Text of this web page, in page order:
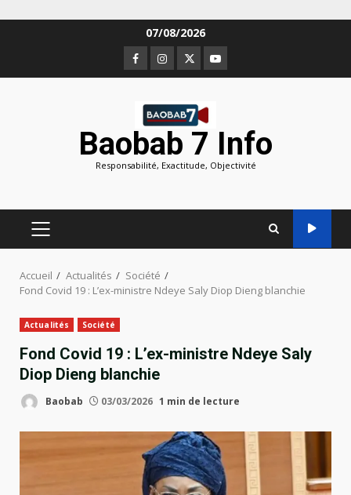
07/08/2026
Facebook
Instagram
TwitterYoutube
Baobab 7 Info
Responsabilité, Exactitude, Objectivité
MENU
PRINCIPAL
Accueil Actualités
Société
Fond Covid 19 : L’ex-ministre Ndeye Saly Diop Dieng blanchie
Actualités Société
Fond Covid 19 : L’ex-ministre Ndeye Saly
Diop Dieng blanchie
Baobab 03/03/2026 1 min de lecture